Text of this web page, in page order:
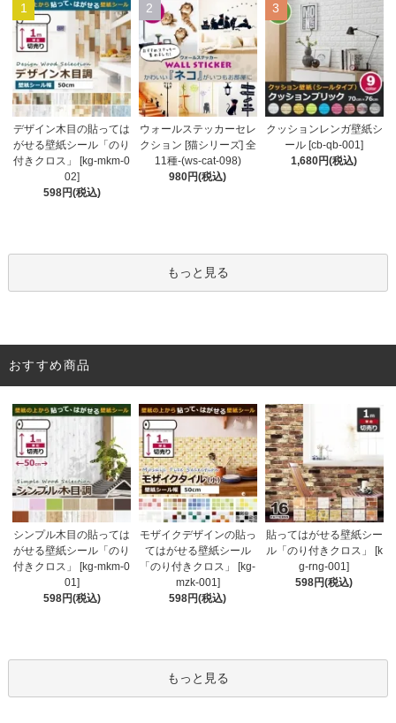
1
デザイン木目の貼っては
がせる壁紙シール「のり
付きクロス」 [kg-mkm-0
02]
598円(税込)
2
ウォールステッカーセレ
クション [猫シリーズ] 全
11種-(ws-cat-098)
980円(税込)
3
クッションレンガ壁紙シ
ール [cb-qb-001]
1,680円(税込)
もっと見る
おすすめ商品
シンプル木目の貼っては
がせる壁紙シール「のり
付きクロス」 [kg-mkm-0
01]
598円(税込)
モザイクデザインの貼っ
てはがせる壁紙シール
「のり付きクロス」 [kg-
mzk-001]
598円(税込)
貼ってはがせる壁紙シー
ル「のり付きクロス」 [k
g-rng-001]
598円(税込)
もっと見る